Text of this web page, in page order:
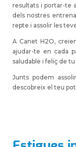
resultats i portar-te
dels nostres
repte i assolir les
A Canet H2O,
ajudar-te en cada
saludable i feliç de
Junts podem
descobreix el teu